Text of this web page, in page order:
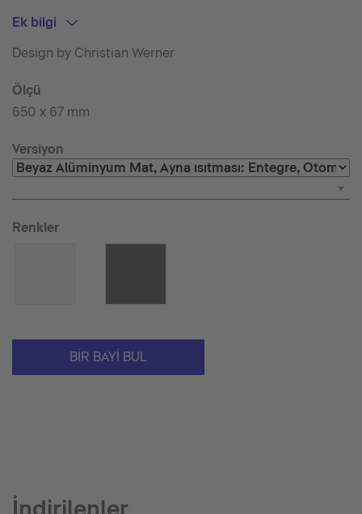
Ek bilgi
Design by Christian Werner
Ölçü
650 x 67 mm
Versiyon
Renkler
BIR BAYI BUL
İndirilenler